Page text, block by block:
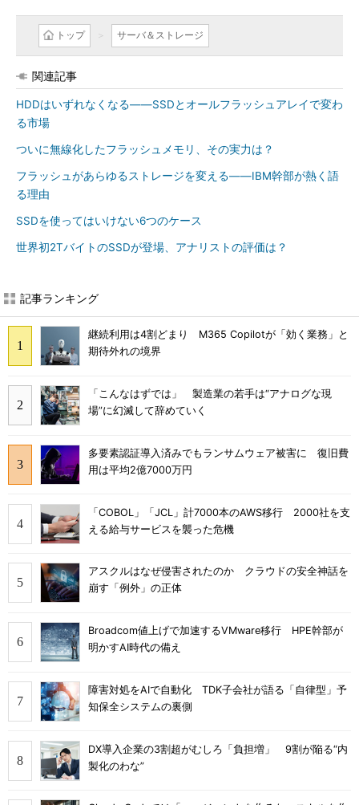
トップ サーバ＆ストレージ
関連記事
HDDはいずれなくなる――SSDとオールフラッシュアレイで変わ
る市場
ついに無線化したフラッシュメモリ、その実力は？
フラッシュがあらゆるストレージを変える――IBM幹部が熱く語
る理由
SSDを使ってはいけない6つのケース
世界初2TバイトのSSDが登場、アナリストの評価は？
記事ランキング
継続利用は4割どまり M365 Copilotが「効く業務」と
期待外れの境界
「こんなはずでは」 製造業の若手は“アナログな現
場”に幻滅して辞めていく
多要素認証導入済みでもランサムウェア被害に 復旧費
用は平均2億7000万円
「COBOL」「JCL」計7000本のAWS移行 2000社を支
える給与サービスを襲った危機
アスクルはなぜ侵害されたのか クラウドの安全神話を
崩す「例外」の正体
Broadcom値上げで加速するVMware移行 HPE幹部が
明かすAI時代の備え
障害対処をAIで自動化 TDK子会社が語る「自律型」予
知保全システムの裏側
DX導入企業の3割超がむしろ「負担増」 9割が陥る“内
製化のわな”